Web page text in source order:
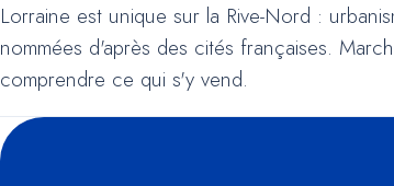
Mesure d'audience OPTIONNEL
Google Analytics (anonymisé). Nous aide à
utiles pour améliorer le site. Aucune donnée publicitaire.
Marketing
Lorraine est unique sur la Rive-Nord :
nommées d'après des cités françaises.
comprendre ce qui s'y vend.